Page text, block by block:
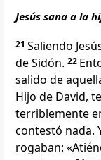
Jesús sana a la
21 Saliendo
de Sidón. 22
salido de
Hijo de David,
terriblemente
contestó nada.
rogaban: